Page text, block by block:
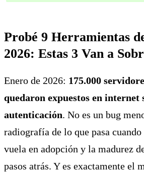
Probé 9 Herramientas
2026: Estas 3 Van a
Enero de 2026: 175.000
quedaron expuestos en internet
autenticación. No es un bug
radiografía de lo que pasa
vuela en adopción y la madurez
pasos atrás. Y es exactamente el